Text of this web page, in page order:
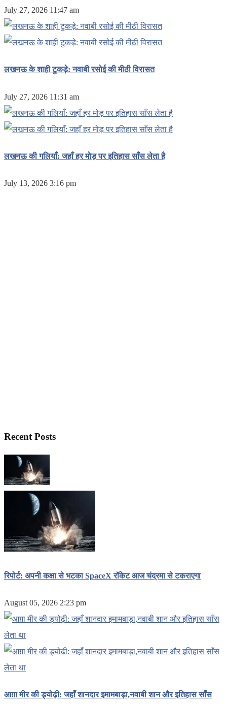
July 27, 2026 11:47 am
लखनऊ के शाही टुकड़े: नवाबी रसोई की मीठी विरासत
July 27, 2026 11:31 am
लखनऊ की गलियाँ: जहाँ हर मोड़ पर इतिहास साँस लेता है
July 13, 2026 3:16 pm
Recent Posts
रिपोर्ट: अपनी कक्षा से भटका SpaceX रॉकेट आज चंद्रमा से टकराएगा
August 05, 2026 2:23 pm
आग़ा मीर की ड्योढ़ी: जहाँ शानदार इमामबाड़ा,नवाबी शान और इतिहास साँस